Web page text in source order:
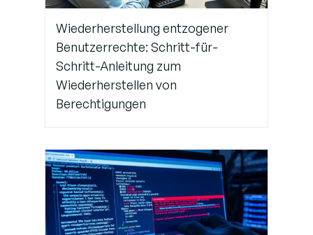
Schritt 4:
Weiterleitung
zum
Anmelde-
oder
Beenden-
Schritt 5: Server-
seitige
Sitzungsbereinigung
durchführen
Wiederherstellung entzogener
Benutzerrechte: Schritt-für-
Schritt-Anleitung zum
Wiederherstellen von
Berechtigungen